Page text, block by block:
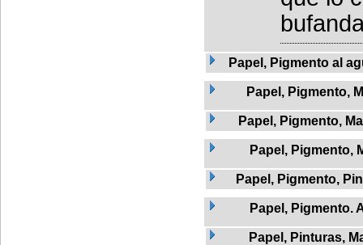
Papel, Pigmento al
Papel, Pigmento,
Papel, Pigmento,
Papel, Pigmento,
Papel, Pigmento,
Papel, Pigmento.
Papel, Pinturas,